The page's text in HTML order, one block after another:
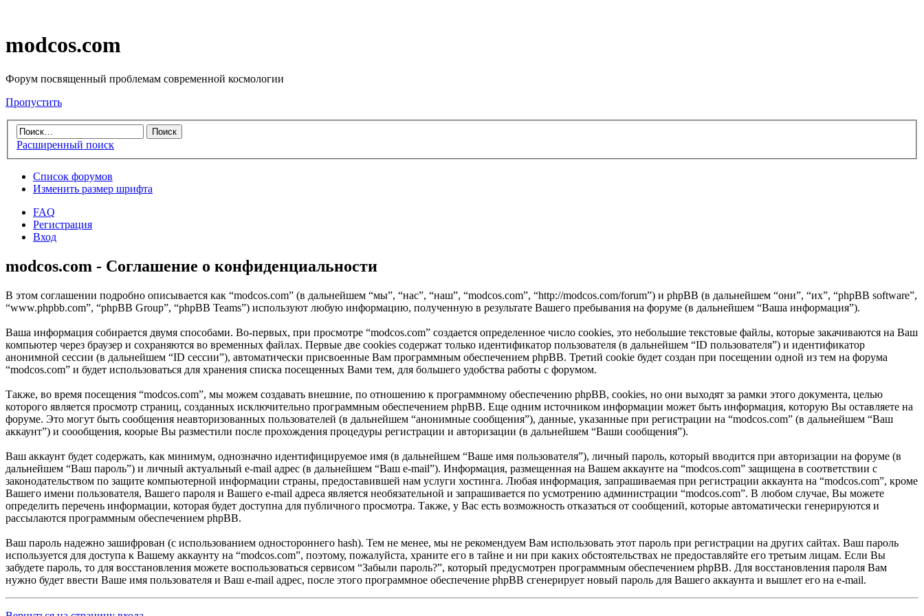
modcos.com
Форум посвященный проблемам современной космологии
Пропустить
Расширенный поиск
Список форумов
Изменить размер шрифта
FAQ
Регистрация
Вход
modcos.com - Соглашение о конфиденциальности
В этом соглашении подробно описывается как “modcos.com” (в дальнейшем “мы”, “нас”, “наш”, “modcos.com”, “http://modcos.com/forum”) и phpBB (в дальнейшем “они”, “их”, “phpBB software”,
“www.phpbb.com”, “phpBB Group”, “phpBB Teams”) используют любую информацию, полученную в результате Вашего пребывания на форуме (в дальнейшем “Ваша информация”).
Ваша информация собирается двумя способами. Во-первых, при просмотре “modcos.com” создается определенное число cookies, это небольшие текстовые файлы, которые закачиваются на Ваш
компьютер через браузер и сохраняются во временных файлах. Первые две cookies содержат только идентификатор пользователя (в дальнейшем “ID пользователя”) и идентификатор
анонимной сессии (в дальнейшем “ID сессии”), автоматически присвоенные Вам программным обеспечением phpBB. Третий cookie будет создан при посещении одной из тем на форума
“modcos.com” и будет использоваться для хранения списка посещенных Вами тем, для большего удобства работы с форумом.
Также, во время посещения “modcos.com”, мы можем создавать внешние, по отношению к программному обеспечению phpBB, cookies, но они выходят за рамки этого документа, целью
которого является просмотр страниц, созданных исключительно программным обеспечением phpBB. Еще одним источником информации может быть информация, которую Вы оставляете на
форуме. Это могут быть сообщения неавторизованных пользователей (в дальнейшем “анонимные сообщения”), данные, указанные при регистрации на “modcos.com” (в дальнейшем “Ваш
аккаунт”) и соообщения, коорые Вы разместили после прохождения процедуры регистрации и авторизации (в дальнейшем “Ваши сообщения”).
Ваш аккаунт будет содержать, как минимум, однозначно идентифицируемое имя (в дальнейшем “Ваше имя пользователя”), личный пароль, который вводится при авторизации на форуме (в
дальнейшем “Ваш пароль”) и личный актуальный e-mail адрес (в дальнейшем “Ваш e-mail”). Информация, размещенная на Вашем аккаунте на “modcos.com” защищена в соответствии с
законодательством по защите компьютерной информации страны, предоставившей нам услуги хостинга. Любая информация, запрашиваемая при регистрации аккаунта на “modcos.com”, кроме
Вашего имени пользователя, Вашего пароля и Вашего e-mail адреса является необязательной и запрашивается по усмотрению администрации “modcos.com”. В любом случае, Вы можете
определить перечень информации, которая будет доступна для публичного просмотра. Также, у Вас есть возможность отказаться от сообщений, которые автоматически генерируются и
рассылаются программным обеспечением phpBB.
Ваш пароль надежно зашифрован (с использованием одностороннего hash). Тем не менее, мы не рекомендуем Вам использовать этот пароль при регистрации на других сайтах. Ваш пароль
используется для доступа к Вашему аккаунту на “modcos.com”, поэтому, пожалуйста, храните его в тайне и ни при каких обстоятельствах не предоставляйте его третьим лицам. Если Вы
забудете пароль, то для восстановления можете воспользоваться сервисом “Забыли пароль?”, который предусмотрен программным обеспечением phpBB. Для восстановления пароля Вам
нужно будет ввести Ваше имя пользователя и Ваш e-mail адрес, после этого программное обеспечение phpBB сгенерирует новый пароль для Вашего аккаунта и вышлет его на e-mail.